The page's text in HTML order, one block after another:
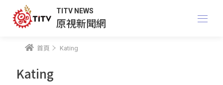
TITV NEWS
原視新聞網
首頁 Kating
Kating